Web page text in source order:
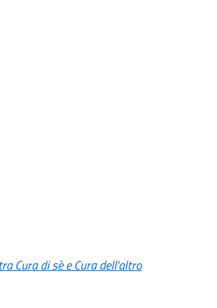
Cura di sè e Cura dell'altro